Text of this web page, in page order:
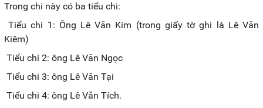
Trong chi này có ba tiểu chi:
Tiểu chi 1: Ông Lê Văn Kim (trong giấy tờ ghi là Lê Văn
Kiêm)
Tiểu chi 2: ông Lê Văn Ngọc
Tiểu chi 3: ông Lê Văn Tại
Tiểu chi 4: ông Lê Văn Tích.